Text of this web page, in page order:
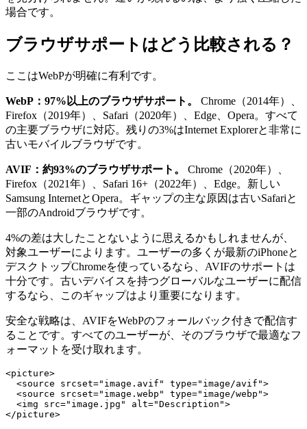
場合です。
ブラウザサポートはどう比較される？
ここはWebPが明確に有利です。
WebP：97%以上のブラウザサポート。
Chrome（2014年）、
Firefox（2019年）、Safari（2020年）、Edge、Opera。すべて
の主要ブラウザに対応。残りの3%はInternet Explorerと非常に
古いモバイルブラウザです。
AVIF：約93%のブラウザサポート。
Chrome（2020年）、
Firefox（2021年）、Safari 16+（2022年）、Edge。新しい
Samsung InternetとOpera。ギャップの主な原因は古いSafariと
一部のAndroidブラウザです。
4%の差は大したことないように思えるかもしれませんが、
対象ユーザーによります。ユーザーの多くが最新のiPhoneと
デスクトップChromeを使っているなら、AVIFのサポートは
十分です。古いデバイスを持つグローバルなユーザーに配信
するなら、このギャップはより重要になります。
安全な戦略は、AVIFをWebPのフォールバック付きで配信す
ることです。すべてのユーザーが、そのブラウザで最適なフ
ォーマットを受け取れます。
<picture>
  <source srcset="image.avif" type="image/avif">
  <source srcset="image.webp" type="image/webp">
  <img src="image.jpg" alt="Description">